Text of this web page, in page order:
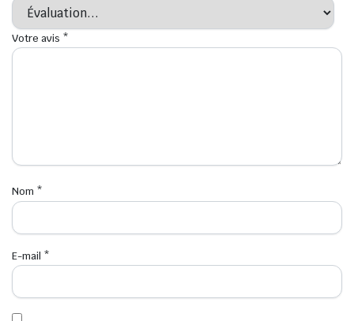
Votre avis *
Nom *
E-mail *